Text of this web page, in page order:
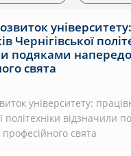
університету:
Чернігівської
подяками
свята
університету:
політехніки відзначили
свята